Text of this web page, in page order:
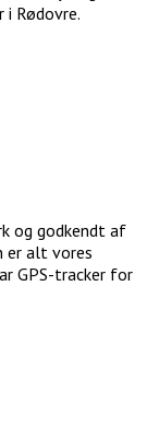
Rødovre.
og godkendt af
er alt vores
GPS-tracker for